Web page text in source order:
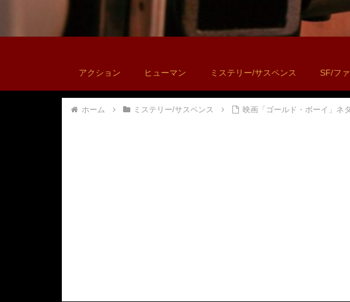
アクション ヒューマン ミステリー/サスペンス SF/フ
ホーム ミステリー/サスペンス 映画「ゴールド・ボーイ」ネ